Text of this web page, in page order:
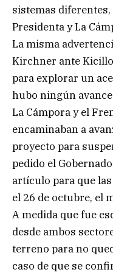
sistemas
Presidenta y La
La misma
Kirchner ante
para explorar un
hubo ningún
La Cámpora y el
encaminaban a
proyecto para
pedido el
artículo para que
el 26 de octubre, el
A medida que fue
desde ambos
terreno para no
caso de que se